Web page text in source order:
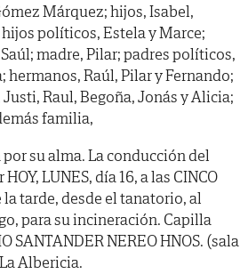
Márquez; hijos, Isabel,
políticos, Estela y Marce;
madre, Pilar; padres políticos,
hermanos, Raúl, Pilar y Fernando;
Raul, Begoña, Jonás y Alicia;
familia,
su alma. La conducción del
LUNES, día 16, a las CINCO
la tarde, desde el tanatorio, al
para su incineración. Capilla
SANTANDER NEREO HNOS. (sala
Albericia.